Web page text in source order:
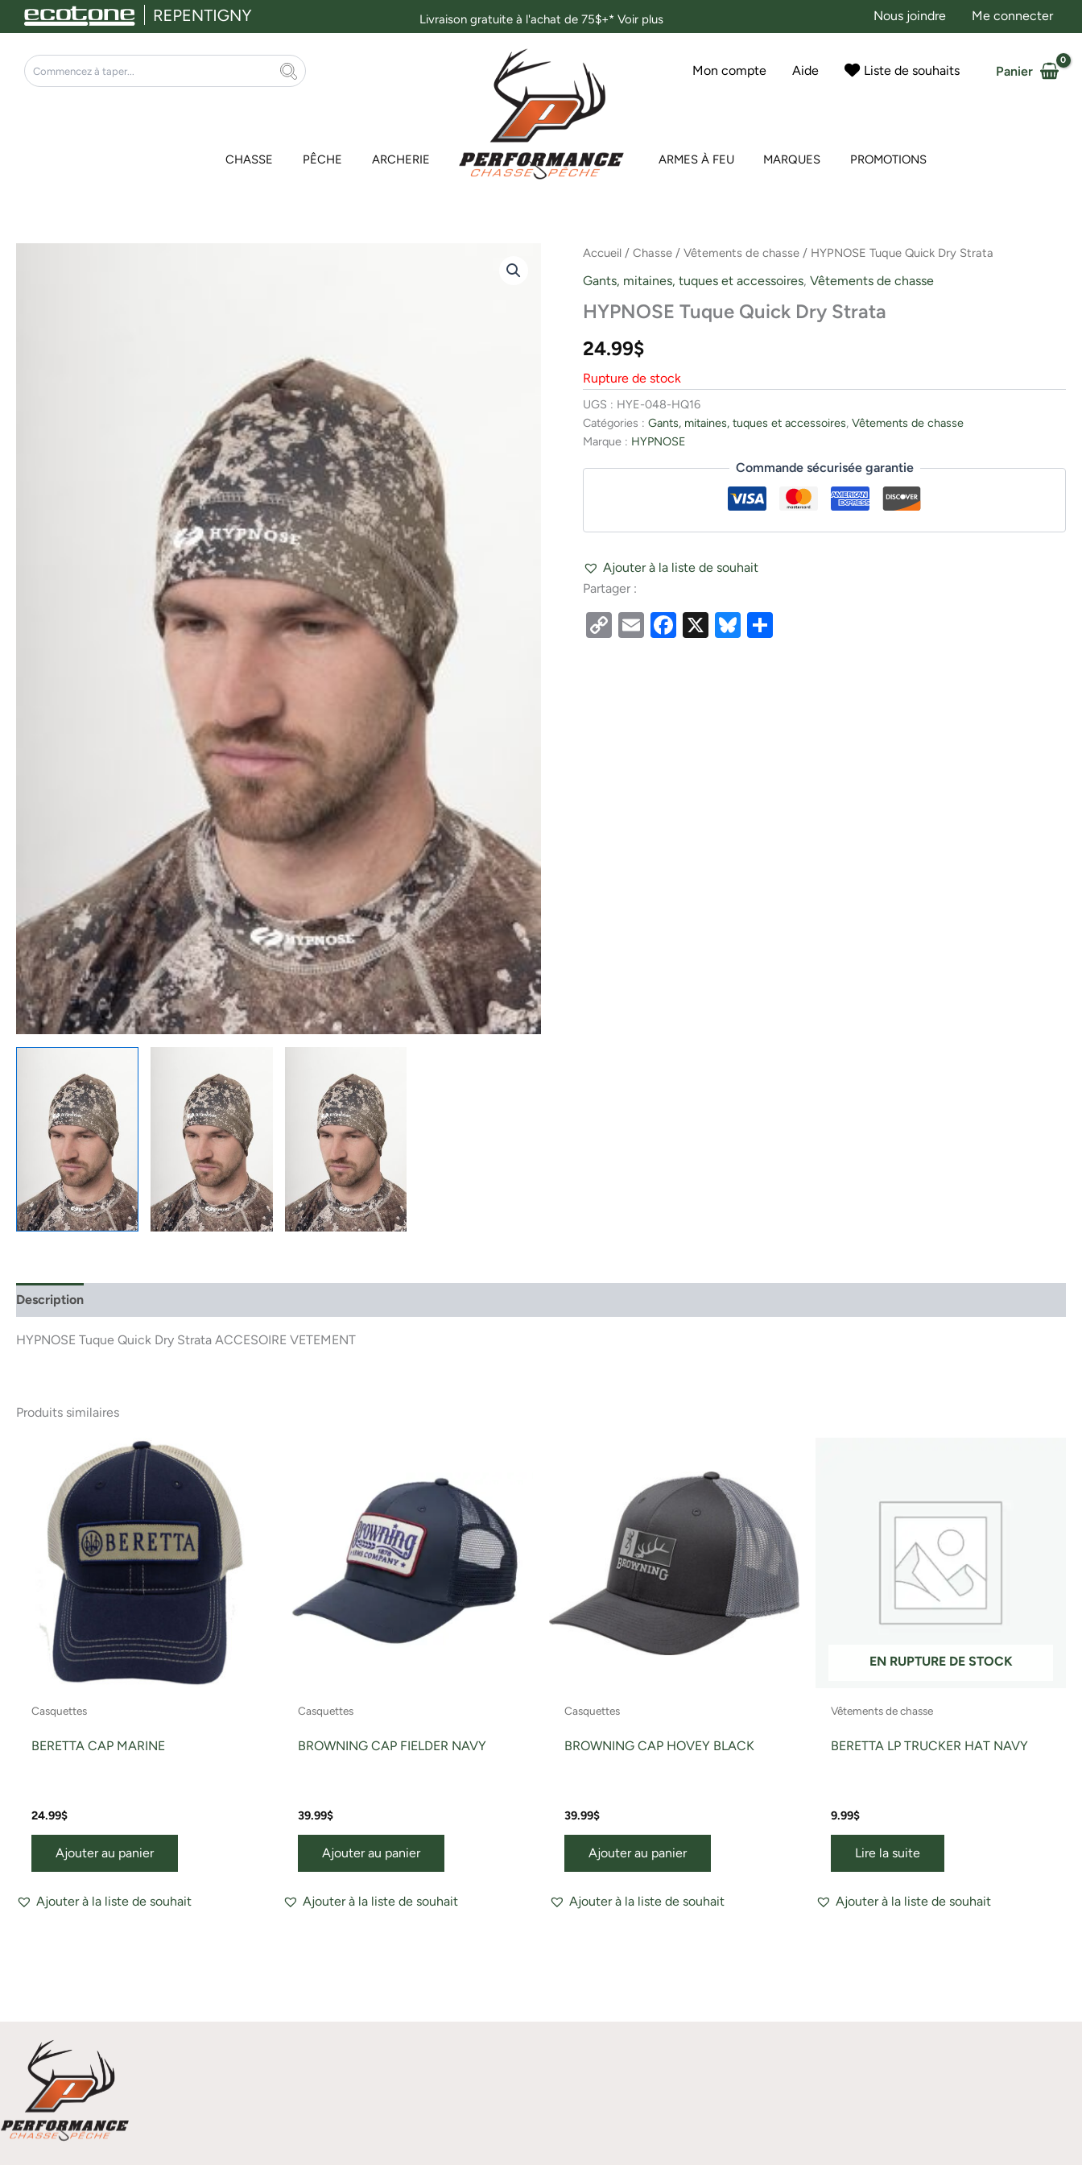
Aller
au
contenu
Livraison gratuite à l'achat de 75$+* Voir plus Nous joindre Me connecter
Rechercher
Mon compte Aide Liste de souhaits Panier
CHASSE PÊCHE ARCHERIE ARMES À FEU MARQUES PROMOTIONS
Accueil /Chasse /Vêtements de chasse / HYPNOSE Tuque Quick Dry Strata
Gants, mitaines, tuques et accessoires,Vêtements de chasse
HYPNOSE Tuque Quick Dry Strata
24.99$
Rupture de stock
UGS : HYE-048-HQ16
Catégories :Gants, mitaines, tuques et accessoires,Vêtements de chasse
Marque : HYPNOSE
Commande sécurisée garantie
Ajouter à la liste de souhait
Partager :
CopyEmailFacebook
X Bluesky
Description
HYPNOSE Tuque Quick Dry Strata ACCESOIRE VETEMENT
Produits similaires
Casquettes
BERETTA CAP MARINE
24.99$
Ajouter au panier
Ajouter à la liste de souhait
Casquettes
BROWNING CAP FIELDER NAVY
39.99$
Ajouter au panier
Ajouter à la liste de souhait
Casquettes
BROWNING CAP HOVEY BLACK
39.99$
Ajouter au panier
Ajouter à la liste de souhait
EN RUPTURE DE STOCK
Vêtements de chasse
BERETTA LP TRUCKER HAT NAVY
9.99$
Lire la suite
Ajouter à la liste de souhait